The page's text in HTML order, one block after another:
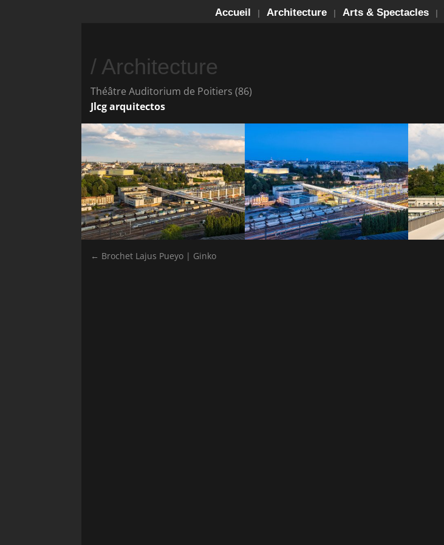
Accueil Architecture Arts & Spectacles
/ Architecture
Théâtre Auditorium de Poitiers (86)
Jlcg arquitectos
← Brochet Lajus Pueyo | Ginko